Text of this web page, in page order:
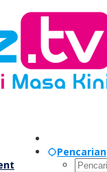
Pencarian